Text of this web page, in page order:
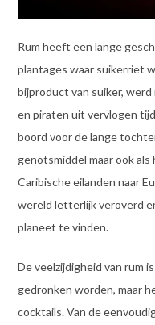
Rum heeft een lange
plantages waar suikerriet
bijproduct van suiker, werd
en piraten uit vervlogen
boord voor de lange
genotsmiddel maar ook als
Caribische eilanden naar
wereld letterlijk veroverd
planeet te vinden.
De veelzijdigheid van rum
gedronken worden, maar
cocktails. Van de